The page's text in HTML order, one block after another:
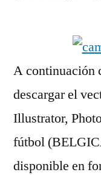
A continuación
descargar el
Illustrator,
fútbol
disponible en